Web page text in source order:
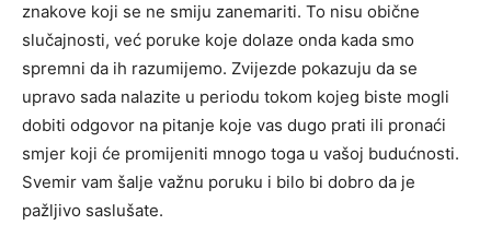
znakove koji se ne smiju zanemariti. To nisu obične
slučajnosti, već poruke koje dolaze onda kada smo
spremni da ih razumijemo. Zvijezde pokazuju da se
upravo sada nalazite u periodu tokom kojeg biste mogli
dobiti odgovor na pitanje koje vas dugo prati ili pronaći
smjer koji će promijeniti mnogo toga u vašoj budućnosti.
Svemir vam šalje važnu poruku i bilo bi dobro da je
pažljivo saslušate.